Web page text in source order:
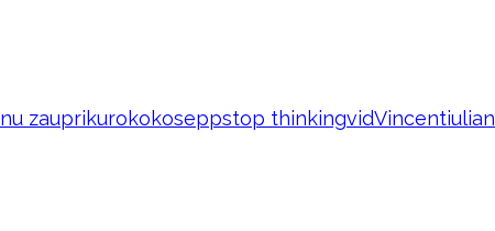
nu zauprikurokokoseppstop thinkingvidVincentiulian